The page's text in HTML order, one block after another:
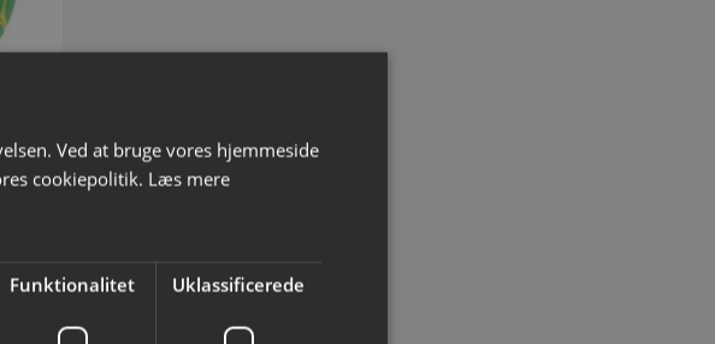
Ved at bruge vores hjemmeside
cookiepolitik. Læs mere
Funktionalitet Uklassificerede